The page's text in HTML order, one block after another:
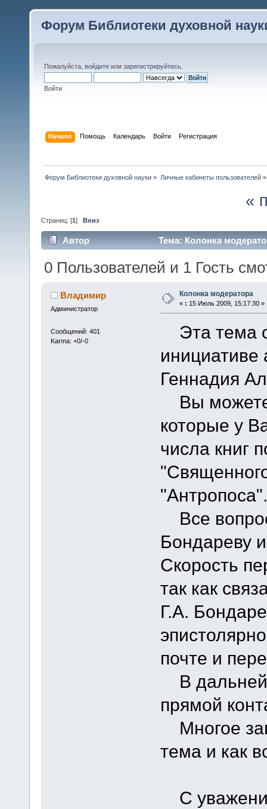
Форум Библиотеки духовной
Пожалуйста, войдите или зарегистрируйтесь
Войти
Начало Помощь Календарь Войти Регистрация
Форум Библиотеки духовной науки » Личные кабинеты пользователей»
«
Страниц: [1 ] Вниз
Автор Тема: Колонка
0 Пользователей и 1 Гость
Владимир
Администратор
Сообщений: 401
Karma: +0/-0
Колонка модератора
« : 15 Июль 2009, 15:17:30 »
Эта тема
инициативе
Геннадия
Вы можете
которые у
числа книг
"Антропоса".
Все
Бондареву
Скорость
так как
Г.А.
почте и
В
прямой
Многое
тема и как
С